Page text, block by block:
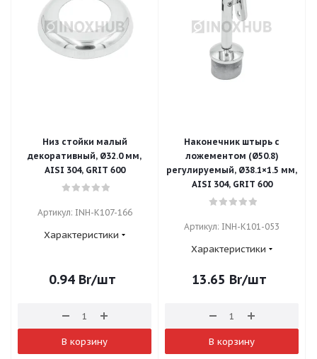
Низ стойки малый
декоративный, Ø32.0 мм,
AISI 304, GRIT 600
Артикул: INH-K107-166
Характеристики
0.94Br/шт
В корзину
Наконечник штырь с
ложементом (Ø50.8)
регулируемый, Ø38.1×1.5 мм,
AISI 304, GRIT 600
Артикул: INH-K101-053
Характеристики
13.65 Br/шт
В корзину